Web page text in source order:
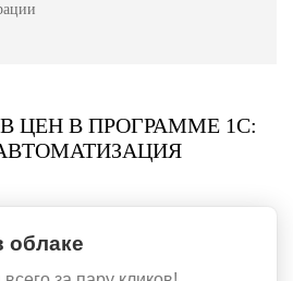
ЦЕН В ПРОГРАММЕ 1С:
облаке